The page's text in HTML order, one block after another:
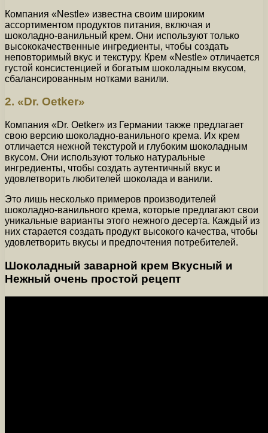
Компания «Nestle» известна своим широким
ассортиментом продуктов питания, включая и
шоколадно-ванильный крем. Они используют только
высококачественные ингредиенты, чтобы создать
неповторимый вкус и текстуру. Крем «Nestle» отличается
густой консистенцией и богатым шоколадным вкусом,
сбалансированным нотками ванили.
2. «Dr. Oetker»
Компания «Dr. Oetker» из Германии также предлагает
свою версию шоколадно-ванильного крема. Их крем
отличается нежной текстурой и глубоким шоколадным
вкусом. Они используют только натуральные
ингредиенты, чтобы создать аутентичный вкус и
удовлетворить любителей шоколада и ванили.
Это лишь несколько примеров производителей
шоколадно-ванильного крема, которые предлагают свои
уникальные варианты этого нежного десерта. Каждый из
них старается создать продукт высокого качества, чтобы
удовлетворить вкусы и предпочтения потребителей.
Шоколадный заварной крем Вкусный и
Нежный очень простой рецепт